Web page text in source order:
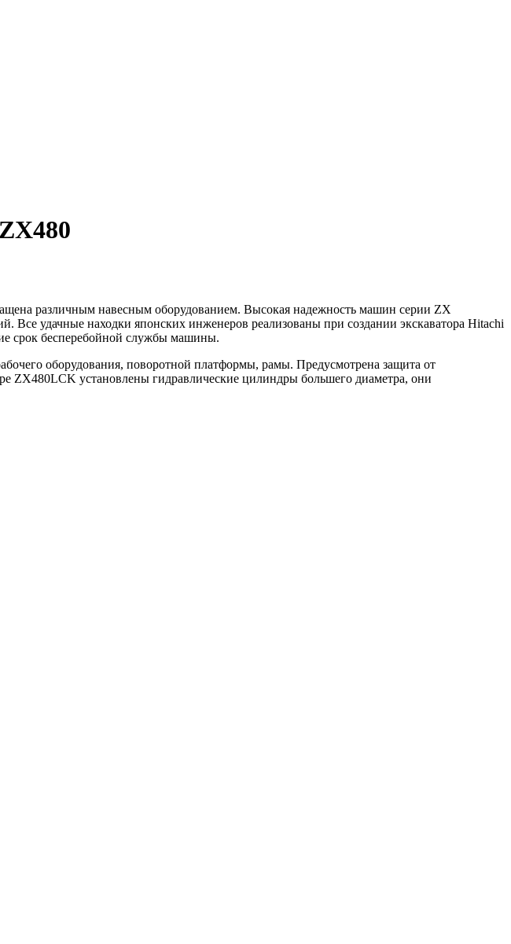
различным навесным оборудованием. Высокая надежность машин серии ZX
Все удачные находки японских инженеров реализованы при создании экскаватора Hitachi
срок бесперебойной службы машины.
оборудования, поворотной платформы, рамы. Предусмотрена защита от
ZX480LCK установлены гидравлические цилиндры большего диаметра, они